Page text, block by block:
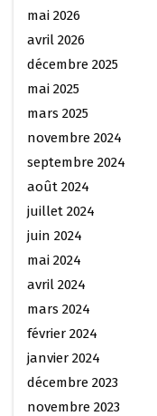
mai 2026
avril 2026
décembre 2025
mai 2025
mars 2025
novembre 2024
septembre 2024
août 2024
juillet 2024
juin 2024
mai 2024
avril 2024
mars 2024
février 2024
janvier 2024
décembre 2023
novembre 2023